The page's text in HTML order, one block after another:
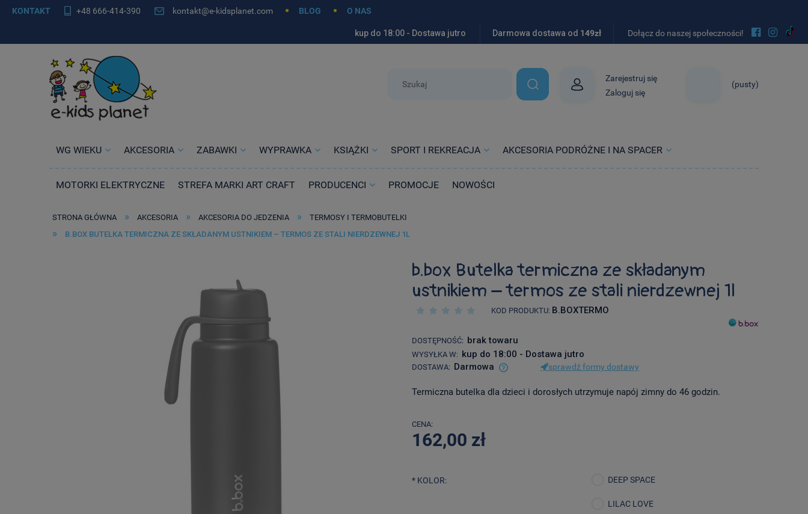
KONTAKT +48 666-414-390 kontakt@e-kidsplanet.com BLOG O NAS
kup do 18:00 - Dostawa jutro Darmowa dostawa od 149zł Dołącz do naszej społeczności!  
(pusty)
Zarejestruj się
Zaloguj się
WG WIEKU AKCESORIA ZABAWKI WYPRAWKA KSIĄŻKI SPORT I REKREACJA AKCESORIA PODRÓŻNE I NA SPACER
MOTORKI ELEKTRYCZNE STREFA MARKI ART CRAFT PRODUCENCI PROMOCJE NOWOŚCI
STRONA GŁÓWNA » AKCESORIA » AKCESORIA DO JEDZENIA » TERMOSY I TERMOBUTELKI
» B.BOX BUTELKA TERMICZNA ZE SKŁADANYM USTNIKIEM – TERMOS ZE STALI NIERDZEWNEJ 1L
b.box Butelka termiczna ze składanym
ustnikiem – termos ze stali nierdzewnej 1l
KOD PRODUKTU: B.BOXTERMO
DOSTĘPNOŚĆ: brak towaru
WYSYŁKA W: kup do 18:00 - Dostawa jutro
DOSTAWA: Darmowa
Cena nie zawiera ewentualnych kosztów
sprawdź formy dostawy
Termiczna butelka dla dzieci i dorosłych utrzymuje napój zimny do 46 godzin.
CENA:
162,00 zł
*KOLOR: DEEP SPACE
LILAC LOVE